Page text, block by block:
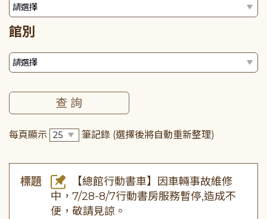
館別
每頁顯示 筆記錄 (選擇後將自動重新整理)
標題
【總館行動書車】因車輛事故維修
中，7/28-8/7行動書房服務暫停,造成不
便，敬請見諒。